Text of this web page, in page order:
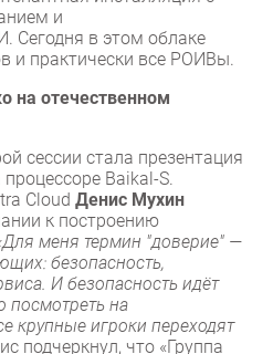
и
Сегодня в этом облаке
и практически все РОИВы.
на отечественном
сессии стала презентация
Baikal-S.
Cloud Денис Мухин
к построению
меня термин "доверие" —
безопасность,
И безопасность идёт
посмотреть на
крупные игроки переходят
подчеркнул, что «Группа